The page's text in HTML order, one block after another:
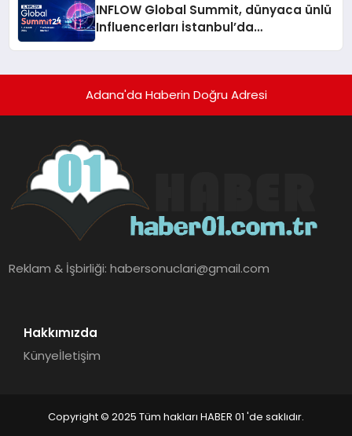
INFLOW Global Summit, dünyaca ünlü
Influencerları İstanbul’da
Adana'da Haberin Doğru Adresi
Reklam & İşbirliği:habersonuclari@gmail.com
Hakkımızda
Künyeİletişim
Copyright © 2025 Tüm hakları HABER 01 'de saklıdır.